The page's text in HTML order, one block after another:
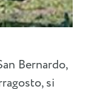
Bernardo,
si